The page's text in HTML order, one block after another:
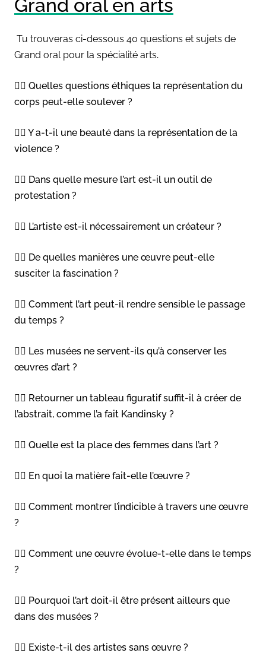
Grand oral en arts
Tu trouveras ci-dessous 40 questions et sujets de
Grand oral pour la spécialité arts.
👉🏻 Quelles questions éthiques la représentation du
corps peut-elle soulever ?
👉🏻 Y a-t-il une beauté dans la représentation de la
violence ?
👉🏻 Dans quelle mesure l’art est-il un outil de
protestation ?
👉🏻 L’artiste est-il nécessairement un créateur ?
👉🏻 De quelles manières une œuvre peut-elle
susciter la fascination ?
👉🏻 Comment l’art peut-il rendre sensible le passage
du temps ?
👉🏻 Les musées ne servent-ils qu’à conserver les
œuvres d’art ?
👉🏻 Retourner un tableau figuratif suffit-il à créer de
l’abstrait, comme l’a fait Kandinsky ?
👉🏻 Quelle est la place des femmes dans l’art ?
👉🏻 En quoi la matière fait-elle l’œuvre ?
👉🏻 Comment montrer l’indicible à travers une œuvre
?
👉🏻 Comment une œuvre évolue-t-elle dans le temps
?
👉🏻 Pourquoi l’art doit-il être présent ailleurs que
dans des musées ?
👉🏻 Existe-t-il des artistes sans œuvre ?